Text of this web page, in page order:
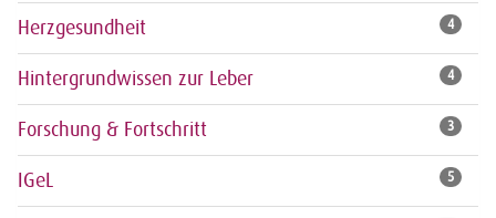
Herzgesundheit 4
Hintergrundwissen zur Leber 4
Forschung & Fortschritt 3
IGeL 5